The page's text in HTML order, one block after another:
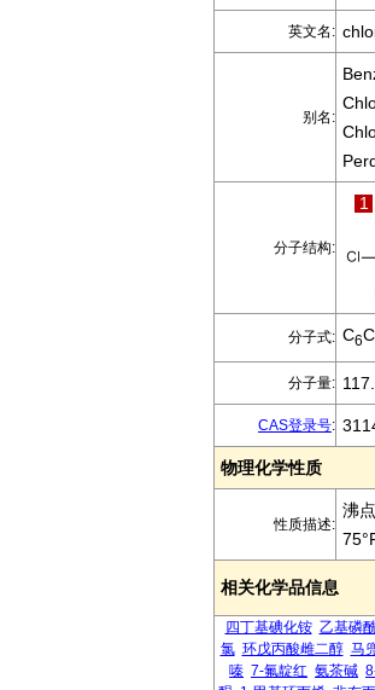
英文名:
别名:
分子结构:
1
分子式: C6
分子量:
CAS登录号:
物理化学性质
性质描述:
沸
相关化学品信息
四丁基碘化铵 乙基磷
氯 环戊丙酸雌二醇 马
嗪 7-氟靛红 氨茶碱